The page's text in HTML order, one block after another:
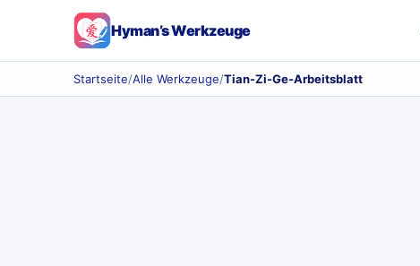
Hyman’s Werkzeuge
Startseite/Alle Werkzeuge/Tian-Zi-Ge-Arbeitsblatt